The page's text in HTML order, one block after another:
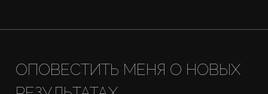
AX Journal
ОПОВЕСТИТЬ МЕНЯ О НОВЫХ